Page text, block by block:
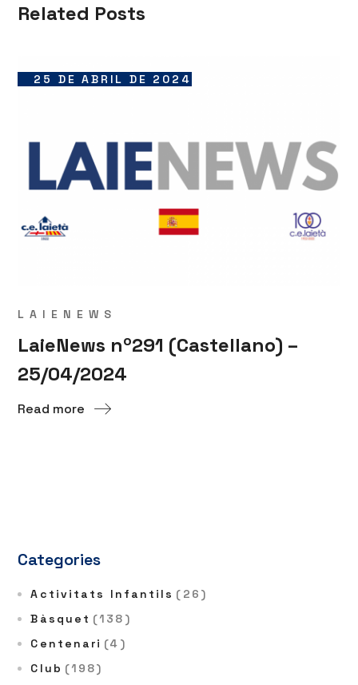
Related Posts
25 DE ABRIL DE 2024
LAIENEWS
LaieNews nº291 (Castellano) –
25/04/2024
Read more
Categories
Activitats Infantils (26)
Bàsquet (138)
Centenari (4)
Club (198)